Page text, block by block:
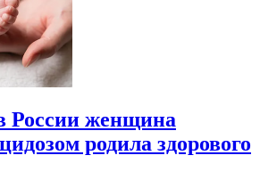
России женщина
родила здорового